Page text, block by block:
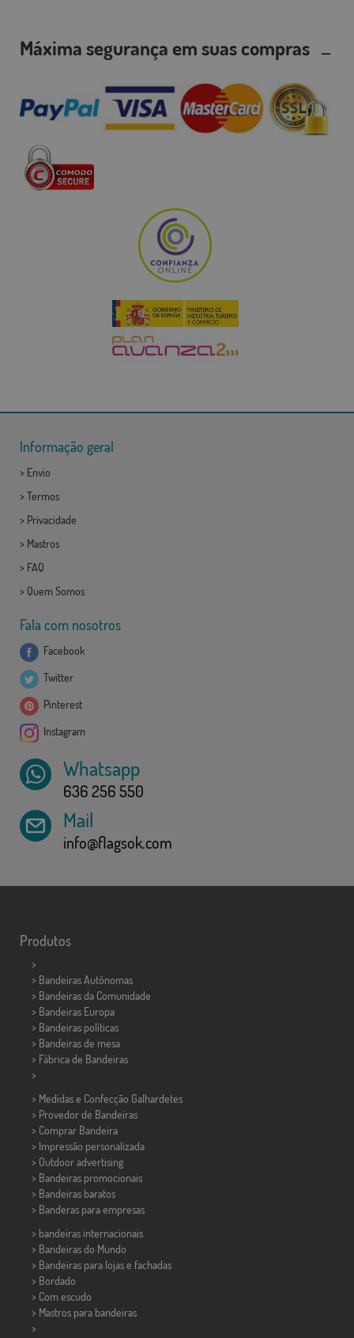
Máxima segurança em suas compras
Informação geral
> Envio
> Termos
> Privacidade
> Mastros
> FAQ
> Quem Somos
Fala com nosotros
Facebook
Twitter
Pinterest
Instagram
Whatsapp
636 256 550
Mail
info@flagsok.com
Produtos
>
> Bandeiras Autônomas
> Bandeiras da Comunidade
> Bandeiras Europa
> Bandeiras políticas
> Bandeiras de mesa
> Fábrica de Bandeiras
>
> Medidas e Confecção Galhardetes
> Provedor de Bandeiras
> Comprar Bandeira
> Impressão personalizada
> Outdoor advertising
> Bandeiras promocionais
> Bandeiras baratos
> Banderas para empresas
> bandeiras internacionais
> Bandeiras do Mundo
> Bandeiras para lojas e fachadas
> Bordado
> Com escudo
> Mastros para bandeiras
>